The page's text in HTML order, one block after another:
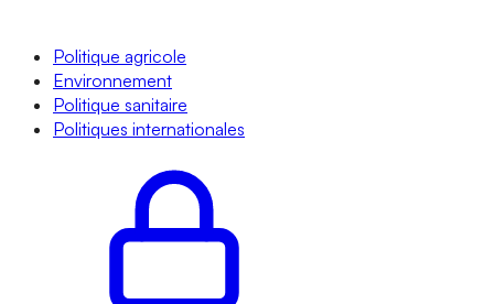
Politique agricole
Environnement
Politique sanitaire
Politiques internationales